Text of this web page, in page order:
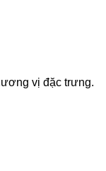
vị đặc trưng.